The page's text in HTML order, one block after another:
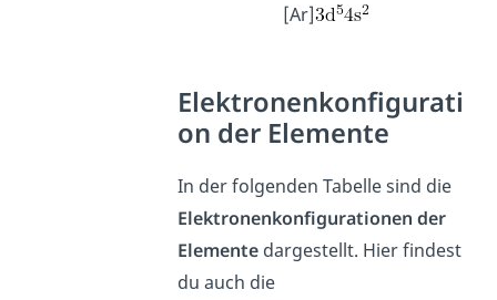
[Ar]
Elektronenkonfigurati
on der Elemente
In der folgenden Tabelle sind die
Elektronenkonfigurationen der
Elementedargestellt. Hier findest
du auch die